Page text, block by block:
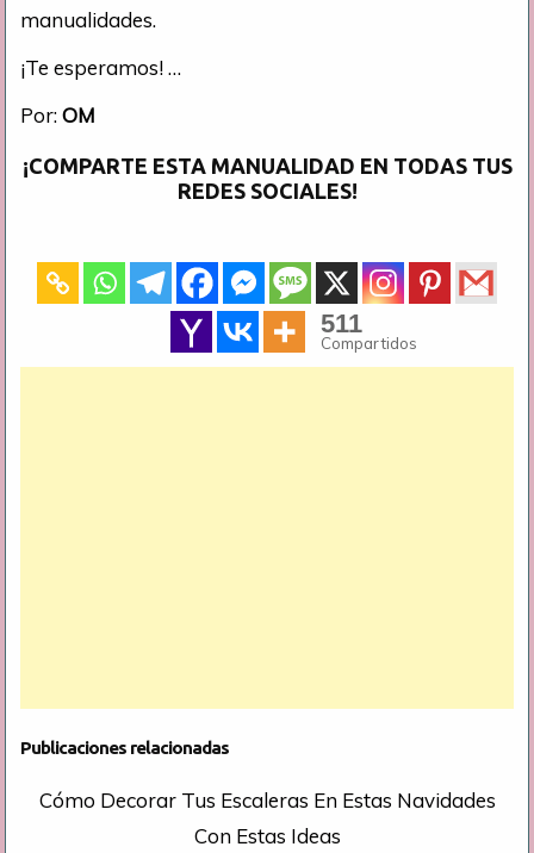
manualidades.
¡Te esperamos! …
Por:OM
¡COMPARTE ESTA MANUALIDAD EN TODAS TUS
REDES SOCIALES!
511
Compartidos
Publicaciones relacionadas
Cómo Decorar Tus Escaleras En Estas Navidades
Con Estas Ideas